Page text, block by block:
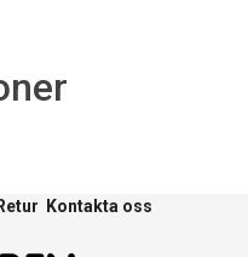
Kontakta oss